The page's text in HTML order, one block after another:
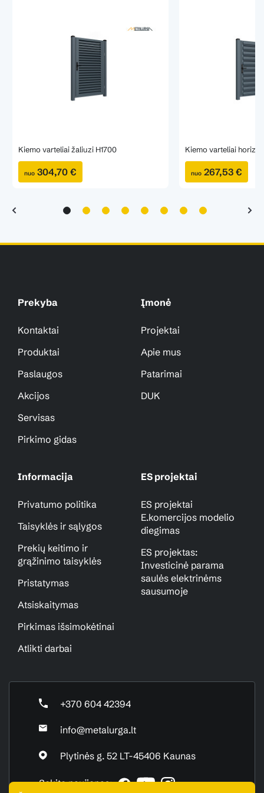
Kiemo varteliai žaliuzi H1700
nuo 304,70 €
Kiemo varteliai
nuo267,53 €
+370 604 42394
info@metalurga.lt
Plytinės g. 52 LT-45406 Kaunas
Sekite naujienas:
Prekyba
Kontaktai
Produktai
Paslaugos
Akcijos
Servisas
Pirkimo gidas
Įmonė
Projektai
Apie mus
Patarimai
DUK
Informacija
Privatumo politika
Taisyklės ir sąlygos
Prekių keitimo ir
grąžinimo taisyklės
Pristatymas
Atsiskaitymas
Pirkimas išsimokėtinai
Atlikti darbai
ES projektai
ES projektai
E.komercijos modelio
diegimas
ES projektas:
Investicinė parama
saulės elektrinėms
sausumoje